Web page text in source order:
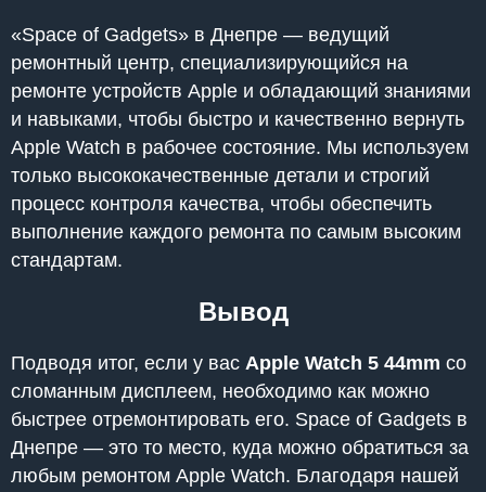
«Space of Gadgets» в Днепре — ведущий
ремонтный центр, специализирующийся на
ремонте устройств Apple и обладающий знаниями
и навыками, чтобы быстро и качественно вернуть
Apple Watch в рабочее состояние. Мы используем
только высококачественные детали и строгий
процесс контроля качества, чтобы обеспечить
выполнение каждого ремонта по самым высоким
стандартам.
Вывод
Подводя итог, если у вас Apple Watch 5 44mm со
сломанным дисплеем, необходимо как можно
быстрее отремонтировать его. Space of Gadgets в
Днепре — это то место, куда можно обратиться за
любым ремонтом Apple Watch. Благодаря нашей